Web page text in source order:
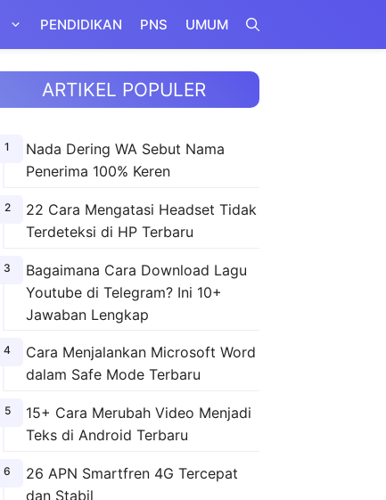
PENDIDIKAN PNS UMUM
ARTIKEL POPULER
Nada Dering WA Sebut Nama
Penerima 100% Keren
22 Cara Mengatasi Headset Tidak
Terdeteksi di HP Terbaru
Bagaimana Cara Download Lagu
Youtube di Telegram? Ini 10+
Jawaban Lengkap
Cara Menjalankan Microsoft Word
dalam Safe Mode Terbaru
15+ Cara Merubah Video Menjadi
Teks di Android Terbaru
26 APN Smartfren 4G Tercepat
dan Stabil